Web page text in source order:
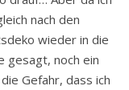
nach den
wieder in die
gesagt, noch ein
Gefahr, dass ich